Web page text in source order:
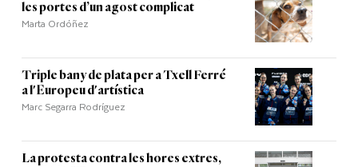
les portes d’un agost complicat
Marta Ordóñez
Triple bany de plata per a Txell Ferré
a l'Europeu d'artística
Marc Segarra Rodríguez
La protesta contra les hores extres,